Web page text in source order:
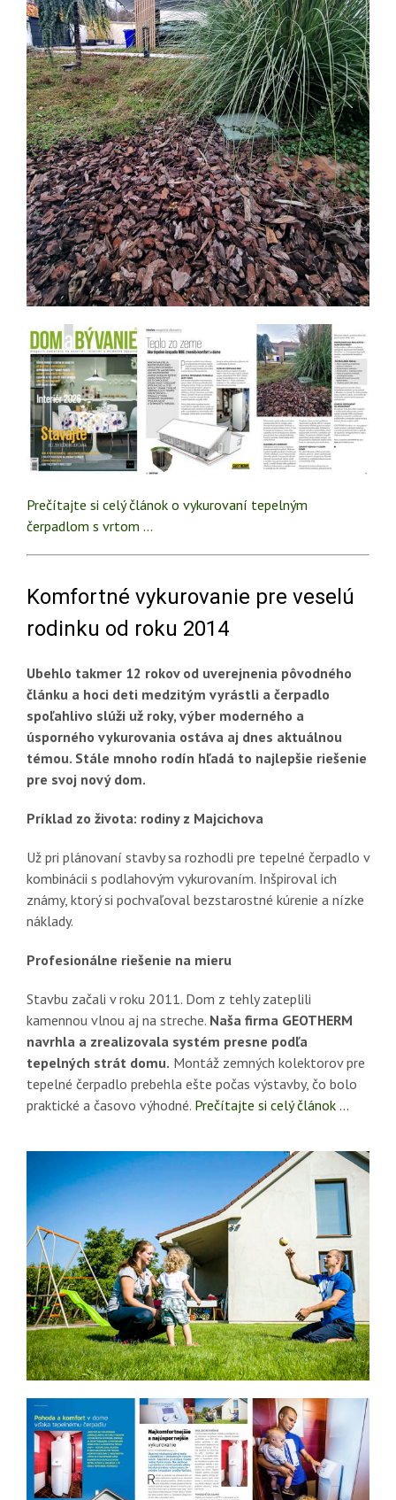
Prečítajte si celý článok o vykurovaní tepelným
čerpadlom s vrtom …
Komfortné vykurovanie pre veselú
rodinku od roku 2014
Ubehlo takmer 12 rokov od uverejnenia pôvodného
článku a hoci deti medzitým vyrástli a čerpadlo
spoľahlivo slúži už roky, výber moderného a
úsporného vykurovania ostáva aj dnes aktuálnou
témou. Stále mnoho rodín hľadá to najlepšie riešenie
pre svoj nový dom.
Príklad zo života: rodiny z Majcichova
Už pri plánovaní stavby sa rozhodli pre tepelné čerpadlo v
kombinácii s podlahovým vykurovaním. Inšpiroval ich
známy, ktorý si pochvaľoval bezstarostné kúrenie a nízke
náklady.
Profesionálne riešenie na mieru
Stavbu začali v roku 2011. Dom z tehly zateplili
kamennou vlnou aj na streche. Naša firma GEOTHERM
navrhla a zrealizovala systém presne podľa
tepelných strát domu. Montáž zemných kolektorov pre
tepelné čerpadlo prebehla ešte počas výstavby, čo bolo
praktické a časovo výhodné. Prečítajte si celý článok …